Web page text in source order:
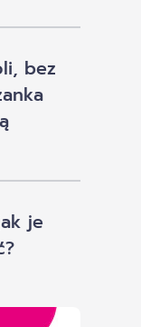
bez
je